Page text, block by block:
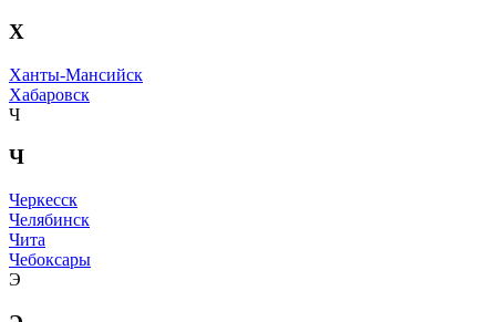
Х
Ханты-Мансийск
Хабаровск
Ч
Ч
Черкесск
Челябинск
Чита
Чебоксары
Э